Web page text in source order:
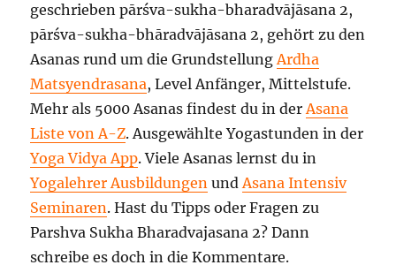
geschrieben pārśva-sukha-bharadvājāsana 2,
pārśva-sukha-bhāradvājāsana 2, gehört zu den
Asanas rund um die GrundstellungArdha
Matsyendrasana, Level Anfänger, Mittelstufe.
Mehr als 5000 Asanas findest du in derAsana
Liste von A-Z. Ausgewählte Yogastunden in der
Yoga Vidya App. Viele Asanas lernst du in
Yogalehrer Ausbildungen undAsana Intensiv
Seminaren. Hast du Tipps oder Fragen zu
Parshva Sukha Bharadvajasana 2? Dann
schreibe es doch in die Kommentare.